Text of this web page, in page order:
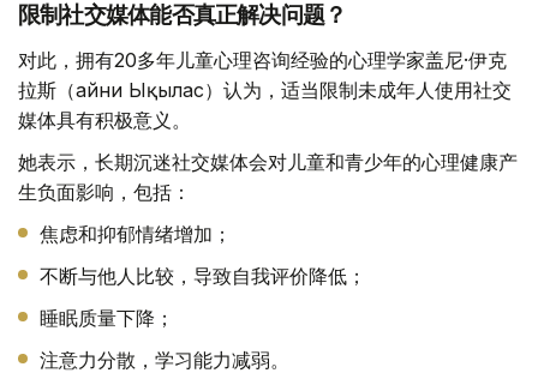
限制社交媒体能否真正解决问题？
对此，拥有20多年儿童心理咨询经验的心理学家盖尼·伊克
拉斯（Ғайни Ықылас）认为，适当限制未成年人使用社交
媒体具有积极意义。
她表示，长期沉迷社交媒体会对儿童和青少年的心理健康产
生负面影响，包括：
焦虑和抑郁情绪增加；
不断与他人比较，导致自我评价降低；
睡眠质量下降；
注意力分散，学习能力减弱。